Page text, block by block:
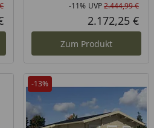
Rabatt in Prozent
Ursprünglicher Preis
Aktueller Preis
-11% UVP2.444,99 €
2.172,25 €
Zum Produkt
-13%